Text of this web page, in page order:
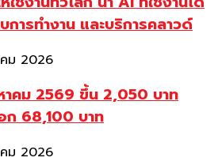
ารทำงาน และบริการคลาวด์
ม 2026
าคม 2569 ขึ้น 2,050 บาท
68,100 บาท
ม 2026